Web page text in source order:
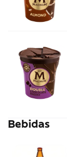
Bebidas